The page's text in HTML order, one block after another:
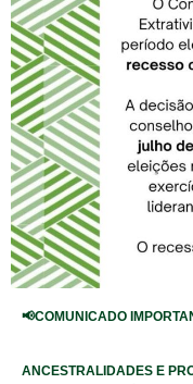
📢COMUNICADO
ANCESTRALIDADES E